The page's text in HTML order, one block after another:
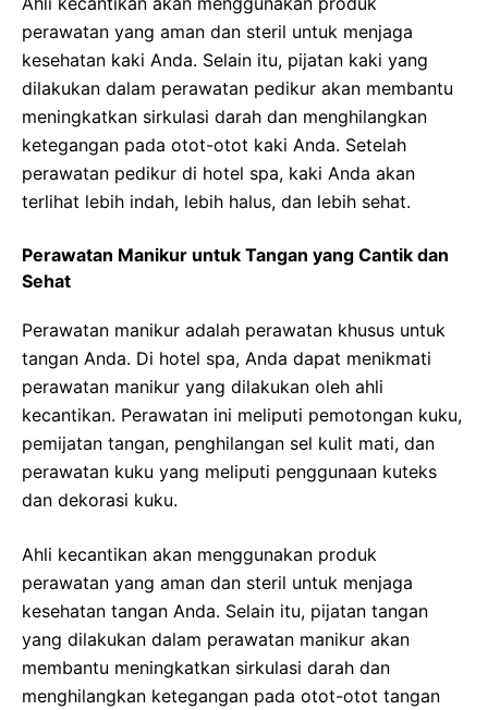
perawatan yang aman dan steril untuk menjaga
kesehatan kaki Anda. Selain itu, pijatan kaki yang
dilakukan dalam perawatan pedikur akan membantu
meningkatkan sirkulasi darah dan menghilangkan
ketegangan pada otot-otot kaki Anda. Setelah
perawatan pedikur di hotel spa, kaki Anda akan
terlihat lebih indah, lebih halus, dan lebih sehat.
Perawatan Manikur untuk Tangan yang Cantik dan
Sehat
Perawatan manikur adalah perawatan khusus untuk
tangan Anda. Di hotel spa, Anda dapat menikmati
perawatan manikur yang dilakukan oleh ahli
kecantikan. Perawatan ini meliputi pemotongan kuku,
pemijatan tangan, penghilangan sel kulit mati, dan
perawatan kuku yang meliputi penggunaan kuteks
dan dekorasi kuku.
Ahli kecantikan akan menggunakan produk
perawatan yang aman dan steril untuk menjaga
kesehatan tangan Anda. Selain itu, pijatan tangan
yang dilakukan dalam perawatan manikur akan
membantu meningkatkan sirkulasi darah dan
menghilangkan ketegangan pada otot-otot tangan